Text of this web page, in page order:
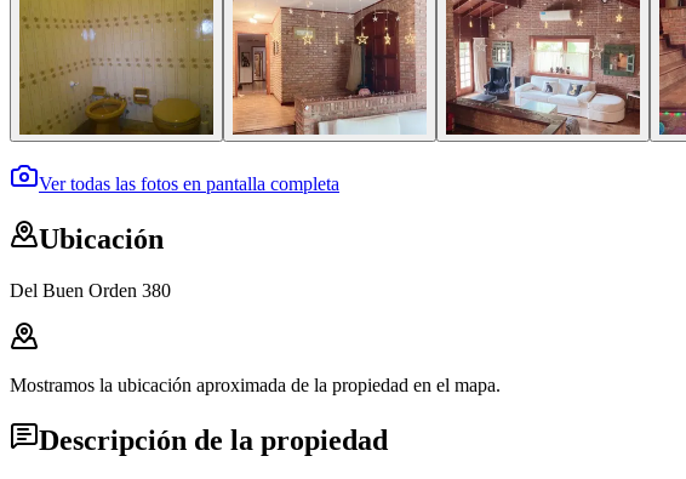
Ver todas las fotos en pantalla completa
Ubicación
Del Buen Orden 380
Mostramos la ubicación aproximada de la propiedad en el mapa.
Descripción de la propiedad